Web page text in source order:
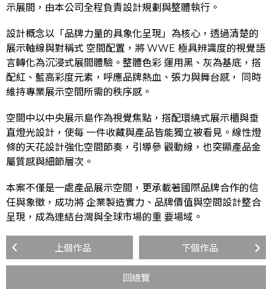
示展間，由本公司全程負責設計規劃與整體執行。
設計概念以「品牌力量的具象化呈現」為核心，透過清楚的
展示軸線與對稱式 空間配置，將 WWE 極具辨識度的視覺語
言轉化為沉浸式展間體驗。整體色彩 運用黑、灰為基底，搭
配紅、藍高彩度元素，呼應品牌熱血、張力與舞台感， 同時
維持專業展示空間所需的秩序感。
空間中以中央展示島作為視覺焦點，搭配環繞式展示櫃與垂
直燈光設計，使每 一件收藏與產品皆能獨立被看見。線性燈
條的天花設計強化空間節奏，引導參 觀動線，也突顯產品金
屬質感與細節層次。
本案不僅是一處產品展示空間，更承載著國際品牌合作的信
任與象徵，成功將 企業製造實力、品牌價值與空間設計整合
呈現，成為連結台灣與全球市場的重 要場域。
上個作品 下個作品
回總覽